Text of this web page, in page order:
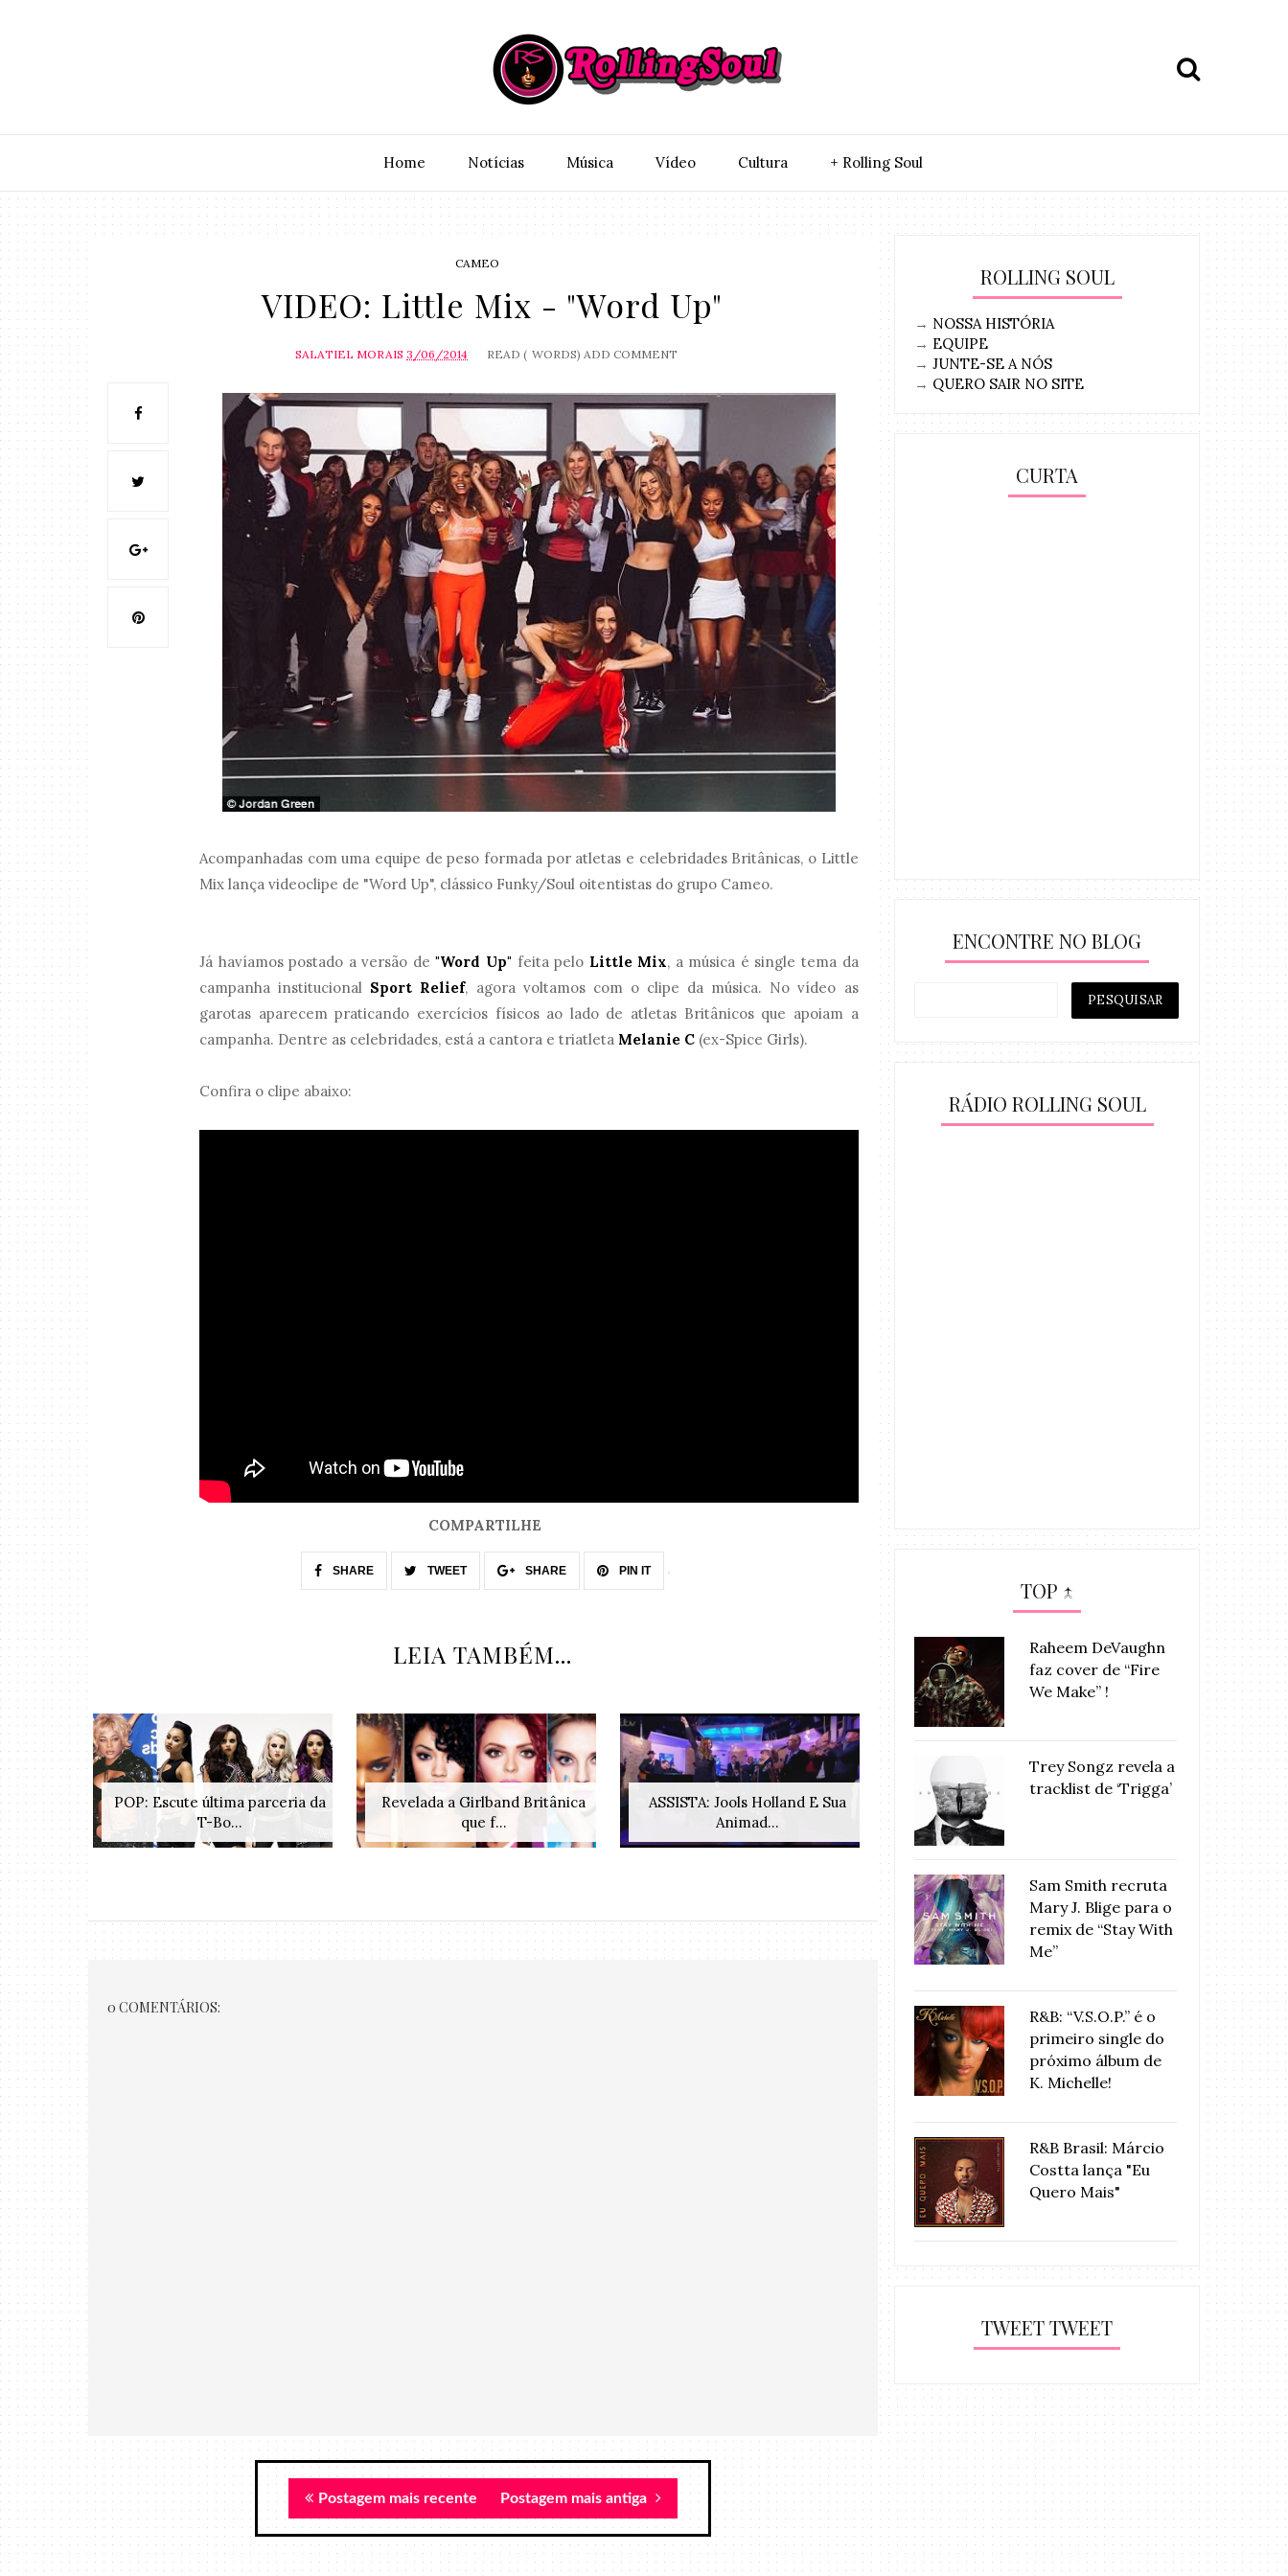
Home Notí­cias Música Vídeo Cultura + Rolling Soul
CAMEO
VIDEO: Little Mix - "Word Up"
SALATIEL MORAIS 3/06/2014 READ ( WORDS) ADD COMMENT
Acompanhadas com uma equipe de peso formada por atletas e celebridades Britânicas, o Little
Mix lança videoclipe de "Word Up", clássico Funky/Soul oitentistas do grupo Cameo.
Já havíamos postado a versão de"Word Up" feita pelo Little Mix, a música é single tema da
campanha institucional Sport Relief, agora voltamos com o clipe da música. No vídeo as
garotas aparecem praticando exercícios físicos ao lado de atletas Britânicos que apoiam a
campanha. Dentre as celebridades, está a cantora e triatleta Melanie C (ex-Spice Girls).
Confira o clipe abaixo:
COMPARTILHE
SHARE TWEET SHARE PIN IT
LEIA TAMBÉM...
POP: Escute última parceria da
T-Bo...
Revelada a Girlband Britânica
que f...
ASSISTA: Jools Holland E Sua
Animad...
ASSISTA: Jools Holland &
Melanie C ...
NEWS: Ex-
Estúdio
0 COMENTÁRIOS:
Postagem mais recente Postagem mais antiga
ROLLING SOUL
→ NOSSA HISTÓRIA
→ EQUIPE
→ JUNTE-SE A NÓS
→ QUERO SAIR NO SITE
CURTA
ENCONTRE NO BLOG
RÁDIO ROLLING SOUL
TOP ↑
Raheem DeVaughn
faz cover de “Fire
We Make” !
Trey Songz revela a
tracklist de ‘Trigga’
Sam Smith recruta
Mary J. Blige para o
remix de “Stay With
Me”
R&B: “V.S.O.P.” é o
primeiro single do
próximo álbum de
K. Michelle!
R&B Brasil: Márcio
Costta lança "Eu
Quero Mais"
TWEET TWEET